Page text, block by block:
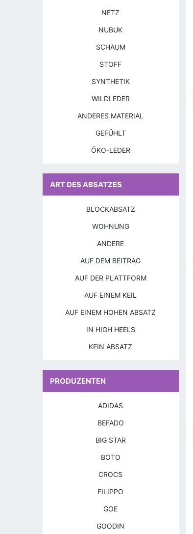
NETZ
NUBUK
SCHAUM
STOFF
SYNTHETIK
WILDLEDER
ANDERES MATERIAL
GEFÜHLT
ÖKO-LEDER
ART DES ABSATZES
BLOCKABSATZ
WOHNUNG
ANDERE
AUF DEM BEITRAG
AUF DER PLATTFORM
AUF EINEM KEIL
AUF EINEM HOHEN ABSATZ
IN HIGH HEELS
KEIN ABSATZ
PRODUZENTEN
ADIDAS
BEFADO
BIG STAR
BOTO
CROCS
FILIPPO
GOE
GOODIN